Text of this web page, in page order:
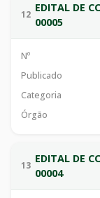
12
EDITAL DE
00005
Nº
Publicado
Categoria
Órgão
13
EDITAL DE
00004